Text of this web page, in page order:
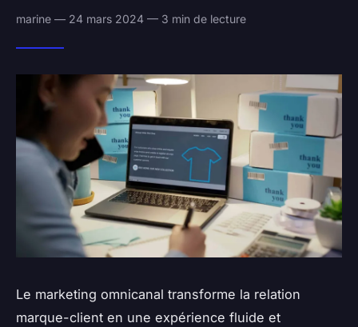
marine — 24 mars 2024 — 3 min de lecture
Le marketing omnicanal transforme la relation
marque-client en une expérience fluide et